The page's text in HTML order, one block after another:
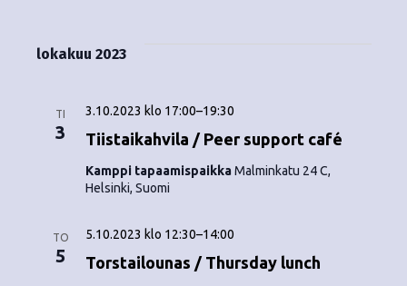
vlokakuu 2023
TI
3 Tiistaikahvila / Peer support café
3.10.2023 klo 17:00–19:30
Kamppi tapaamispaikkaMalminkatu 24 C,
Helsinki, Suomi
TO
5 Torstailounas / Thursday lunch
5.10.2023 klo 12:30–14:00